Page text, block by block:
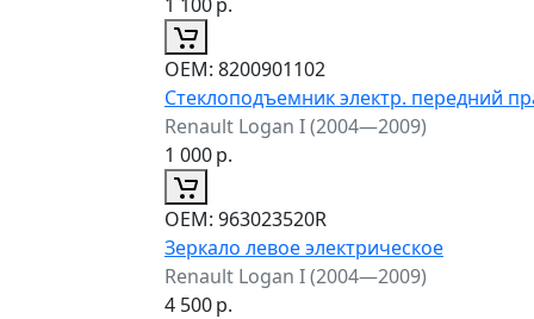
ОЕМ: 8200901102
Стеклоподъемник электр. передний
Renault Logan I (2004—2009)
1 000р.
ОЕМ: 963023520R
Зеркало левое электрическое
Renault Logan I (2004—2009)
4 500р.